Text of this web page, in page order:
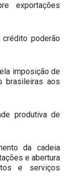
exportações
poderão
imposição de
brasileiras aos
produtiva de
da cadeia
e abertura
e serviços